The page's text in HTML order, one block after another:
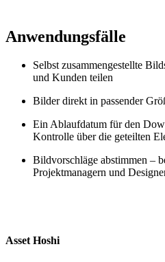
Anwendungsfälle
Selbst zusammengestellte
und Kunden teilen
Bilder direkt in passender
Ein Ablaufdatum für den
Kontrolle über die geteilten
Bildvorschläge abstimmen –
Projektmanagern und
Asset Hoshi